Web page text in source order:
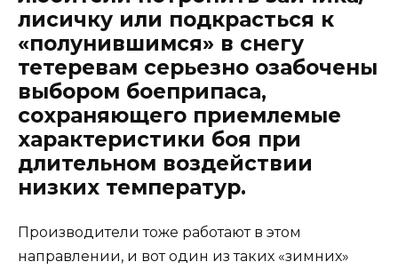
лисичку или подкрасться к
«полунившимся» в снегу
тетеревам серьезно озабочены
выбором боеприпаса,
сохраняющего приемлемые
характеристики боя при
длительном воздействии
низких температур.
Производители тоже работают в этом
направлении, и вот один из таких «зимних»